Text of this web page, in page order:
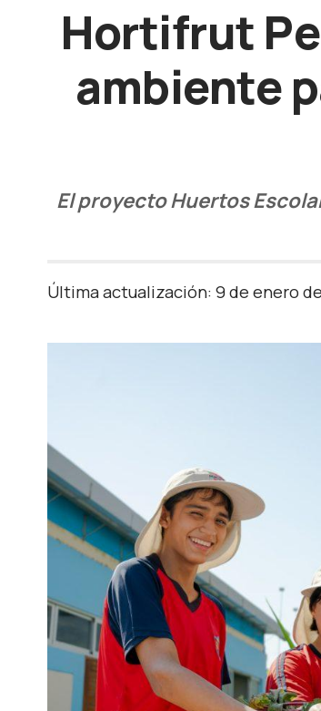
Hortifrut
ambiente
El proyecto Huertos
Última actualización: 9 de enero